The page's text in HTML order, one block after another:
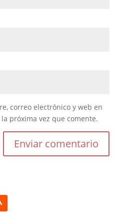
correo electrónico y web en
próxima vez que comente.